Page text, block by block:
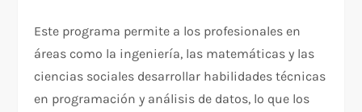
Este programa permite a los profesionales en
áreas como la ingeniería, las matemáticas y las
ciencias sociales desarrollar habilidades técnicas
en programación y análisis de datos, lo que los